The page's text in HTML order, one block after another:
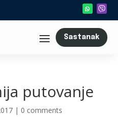
Sastanak
putovanje
| 0 comments